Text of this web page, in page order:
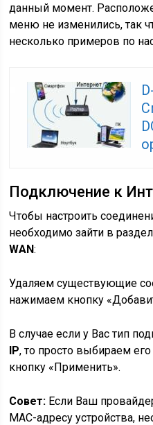
данный момент.
меню не изменились, так
несколько примеров по
Подключение к
Чтобы настроить
необходимо зайти в раздел
WAN:
Удаляем существующие
нажимаем кнопку
В случае если у Вас тип
IP, то просто выбираем
кнопку «Применить».
Совет: Если Ваш
MAC-адресу устройства,